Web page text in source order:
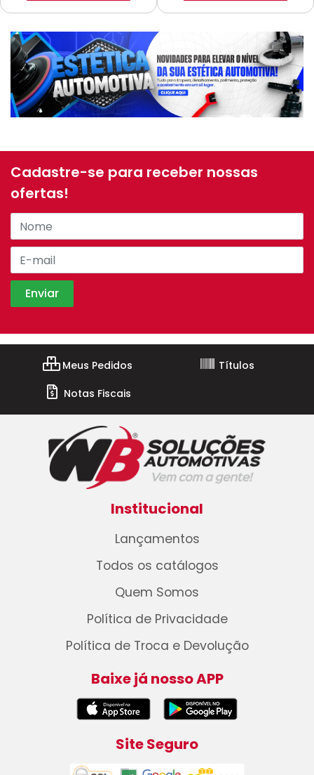
Cadastre-se para receber nossas
ofertas!
Meus Pedidos
Títulos
Notas Fiscais
Institucional
Lançamentos
Todos os catálogos
Quem Somos
Política de Privacidade
Política de Troca e Devolução
Baixe já nosso APP
Site Seguro